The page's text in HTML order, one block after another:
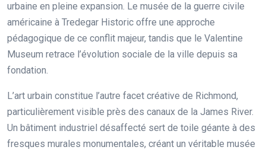
urbaine en pleine expansion. Le musée de la guerre civile
américaine à Tredegar Historic offre une approche
pédagogique de ce conflit majeur, tandis que le Valentine
Museum retrace l’évolution sociale de la ville depuis sa
fondation.
L’art urbain constitue l’autre facet créative de Richmond,
particulièrement visible près des canaux de la James River.
Un bâtiment industriel désaffecté sert de toile géante à des
fresques murales monumentales, créant un véritable musée